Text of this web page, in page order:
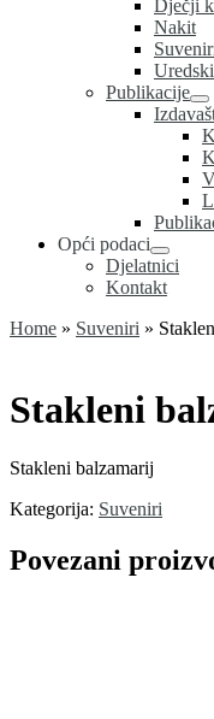
Dječji
Nakit
Publikacije
Opći podaci
Djelatnici
Kontakt
Home » Suveniri »
Stakleni
Stakleni balzamarij
Kategorija: Suveniri
Povezani